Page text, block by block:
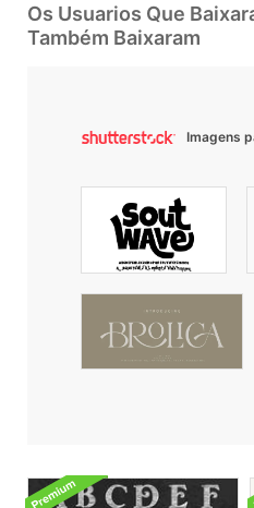
Os Usuarios Que
Também Baixaram
Imagens